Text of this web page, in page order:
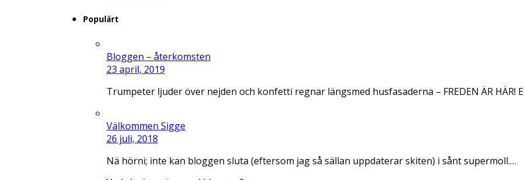
Populärt
Bloggen – återkomsten
23 april, 2019
Trumpeter ljuder över nejden och konfetti regnar längsmed husfasaderna – FREDEN ÄR HÄR!
Välkommen Sigge
26 juli, 2018
Nä hörni; inte kan bloggen sluta (eftersom jag så sällan uppdaterar skiten) i sånt supermoll.…